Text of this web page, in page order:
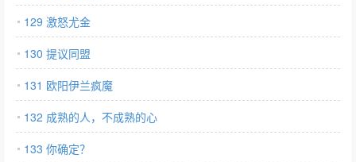
129 激怒尤金
130 提议同盟
131 欧阳伊兰疯魔
132 成熟的人，不成熟的心
133 你确定？